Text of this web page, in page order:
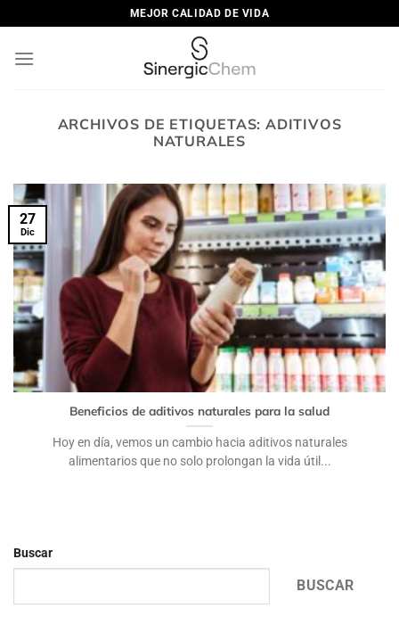
al
contenido
MEJOR CALIDAD DE VIDA
ARCHIVOS DE ETIQUETAS: ADITIVOS
NATURALES
Beneficios de aditivos naturales para la salud
Hoy en día, vemos un cambio hacia aditivos naturales
alimentarios que no solo prolongan la vida útil...
27
Dic
Buscar
BUSCAR